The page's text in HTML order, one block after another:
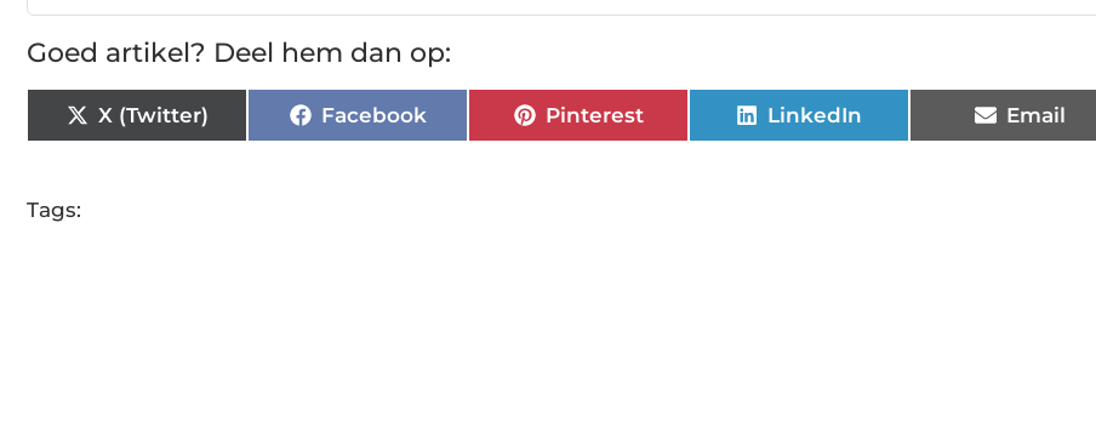
Goed artikel? Deel hem dan op:
X (Twitter) Facebook Pinterest LinkedIn Email
Tags: